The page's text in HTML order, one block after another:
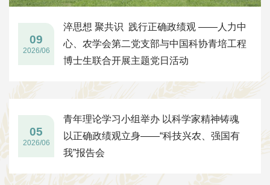
淬思想 聚共识 践行正确政绩观 ——人力中
心、农学会第二党支部与中国科协青培工程
博士生联合开展主题党日活动
09
2026/06
青年理论学习小组举办 以科学家精神铸魂
以正确政绩观立身——“科技兴农、强国有
我”报告会
05
2026/06